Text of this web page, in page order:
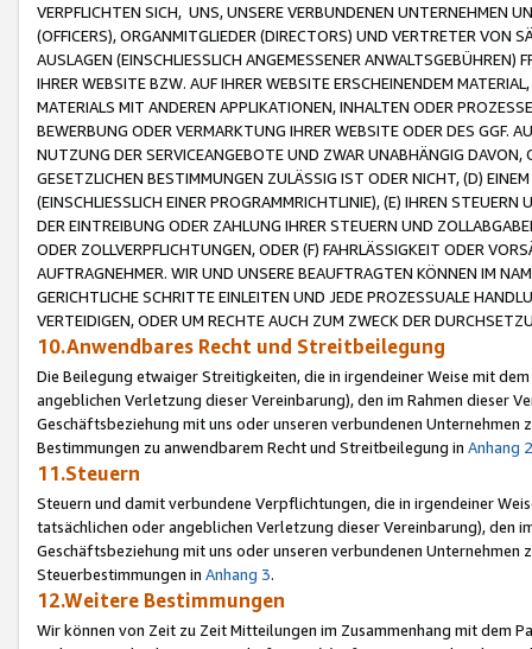
VERPFLICHTEN SICH, UNS, UNSERE VERBUNDENEN UNTERNEHMEN
(OFFICERS), ORGANMITGLIEDER (DIRECTORS) UND VERTRETER VON
AUSLAGEN (EINSCHLIESSLICH ANGEMESSENER
IHRER WEBSITE BZW. AUF IHRER WEBSITE ERSCHEINENDEM
MATERIALS MIT ANDEREN APPLIKATIONEN, INHALTEN ODER
BEWERBUNG ODER VERMARKTUNG IHRER WEBSITE ODER DES GGF.
NUTZUNG DER SERVICEANGEBOTE UND ZWAR UNABHÄNGIG
GESETZLICHEN BESTIMMUNGEN ZULÄSSIG IST ODER NICHT, (D)
(EINSCHLIESSLICH EINER PROGRAMMRICHTLINIE), (E) IHREN
DER EINTREIBUNG ODER ZAHLUNG IHRER STEUERN UND
ODER ZOLLVERPFLICHTUNGEN, ODER (F) FAHRLÄSSIGKEIT ODER
AUFTRAGNEHMER. WIR UND UNSERE BEAUFTRAGTEN KÖNNEN IM
GERICHTLICHE SCHRITTE EINLEITEN UND JEDE PROZESSUALE
VERTEIDIGEN, ODER UM RECHTE AUCH ZUM ZWECK DER
10.Anwendbares Recht und Streitbeilegung
Die Beilegung etwaiger Streitigkeiten, die in irgendeiner Weise mit
angeblichen Verletzung dieser Vereinbarung), den im Rahmen dieser
Geschäftsbeziehung mit uns oder unseren verbundenen
Bestimmungen zu anwendbarem Recht und Streitbeilegung in Anhang 2
11.Steuern
Steuern und damit verbundene Verpflichtungen, die in irgendeiner
tatsächlichen oder angeblichen Verletzung dieser Vereinbarung), den
Geschäftsbeziehung mit uns oder unseren verbundenen
Steuerbestimmungen in Anhang 3.
12.Weitere Bestimmungen
Wir können von Zeit zu Zeit Mitteilungen im Zusammenhang mit dem